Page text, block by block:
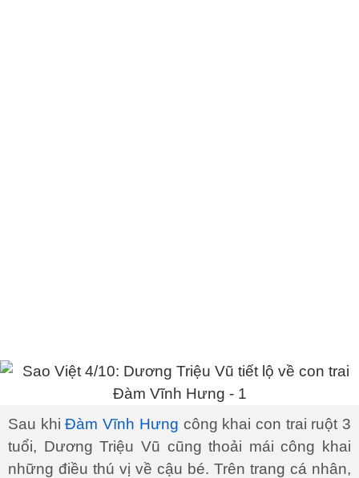
Sau khiĐàm Vĩnh Hưng công khai con trai ruột 3
tuổi, Dương Triệu Vũ cũng thoải mái công khai
những điều thú vị về cậu bé. Trên trang cá nhân,